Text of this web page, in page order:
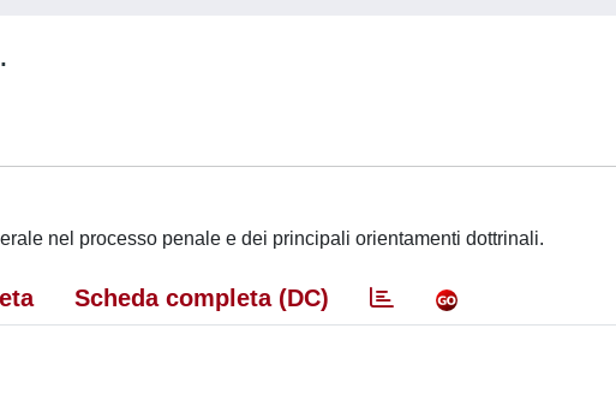
nel processo penale e dei principali orientamenti dottrinali.
Scheda completa (DC)